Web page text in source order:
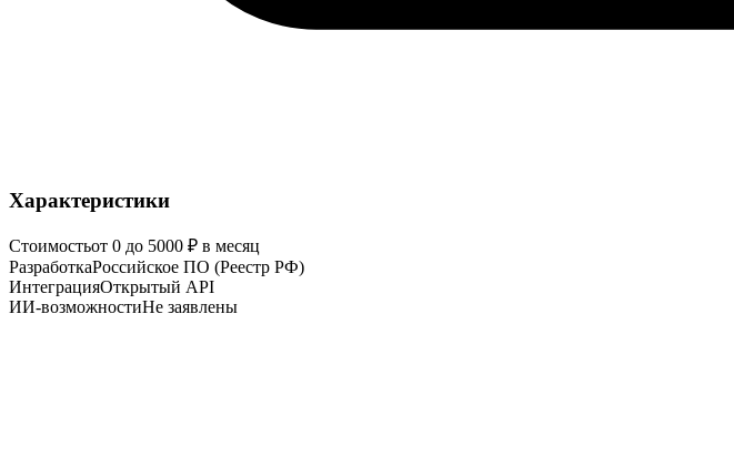
Характеристики
Стоимостьот 0 до 5000 ₽ в месяц
РазработкаРоссийское ПО (Реестр РФ)
ИнтеграцияОткрытый API
ИИ-возможностиНе заявлены